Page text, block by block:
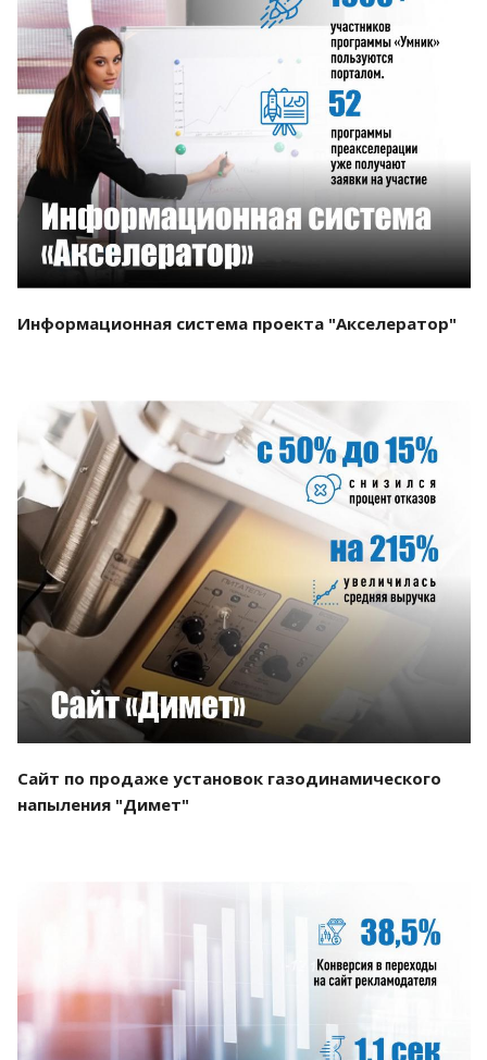
Смотреть проект
Информационная система проекта "Акселератор"
Смотреть проект
Сайт по продаже установок газодинамического
напыления "Димет"